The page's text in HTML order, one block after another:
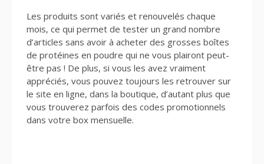
Les produits sont variés et renouvelés chaque
mois, ce qui permet de tester un grand nombre
d’articles sans avoir à acheter des grosses boîtes
de protéines en poudre qui ne vous plairont peut-
être pas ! De plus, si vous les avez vraiment
appréciés, vous pouvez toujours les retrouver sur
le site en ligne, dans la boutique, d’autant plus que
vous trouverez parfois des codes promotionnels
dans votre box mensuelle.